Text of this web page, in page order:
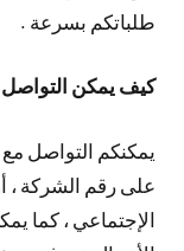
طلباتكم بسرعة .
كيف يمكن
يمكنكم التواصل
على رقم الشركة ،
الإجتماعي ، كما